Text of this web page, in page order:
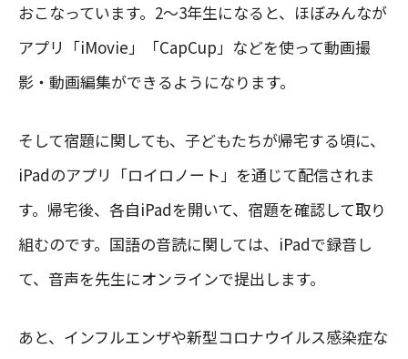
おこなっています。2〜3年生になると、ほぼみんなが
アプリ「iMovie」「CapCup」などを使って動画撮
影・動画編集ができるようになります。
そして宿題に関しても、子どもたちが帰宅する頃に、
iPadのアプリ「ロイロノート」を通じて配信されま
す。帰宅後、各自iPadを開いて、宿題を確認して取り
組むのです。国語の音読に関しては、iPadで録音し
て、音声を先生にオンラインで提出します。
あと、インフルエンザや新型コロナウイルス感染症な